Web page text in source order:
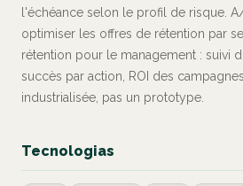
l'échéance selon le profil de risque.
optimiser les offres de rétention par
rétention pour le management : suivi
succès par action, ROI des
industrialisée, pas un prototype.
Tecnologias